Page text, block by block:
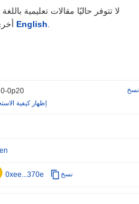
لا تتوفر حاليًا مقالات تعليمية
English
0p20
نسخ
إظهار كيفية
0xee...370e نسخ